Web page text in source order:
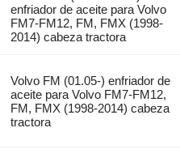
enfriador de aceite para Volvo
FM7-FM12, FM, FMX (1998-
2014) cabeza tractora
Volvo FM (01.05-) enfriador de
aceite para Volvo FM7-FM12,
FM, FMX (1998-2014) cabeza
tractora